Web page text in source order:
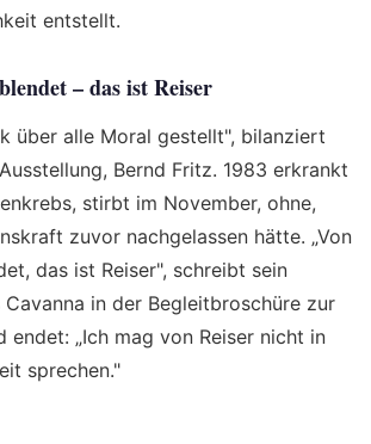
entstellt.
– das ist Reiser
über alle Moral gestellt", bilanziert
Bernd Fritz. 1983 erkrankt
stirbt im November, ohne,
zuvor nachgelassen hätte. „Von
das ist Reiser", schreibt sein
Cavanna in der Begleitbroschüre zur
endet: „Ich mag von Reiser nicht in
sprechen."